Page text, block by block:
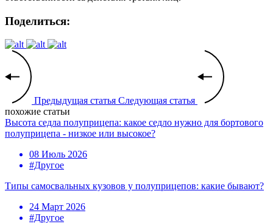
Поделиться:
Предыдущая статья Следующая статья
похожие статьи
Высота седла полуприцепа: какое седло нужно для бортового
полуприцепа - низкое или высокое?
08 Июль 2026
#Другое
Типы самосвальных кузовов у полуприцепов: какие бывают?
24 Март 2026
#Другое